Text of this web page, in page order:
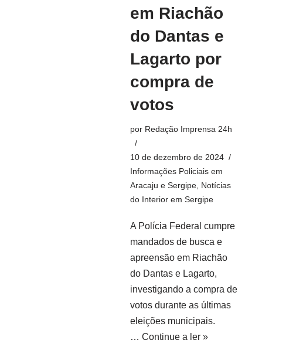
em Riachão
do Dantas e
Lagarto por
compra de
votos
por Redação Imprensa 24h
10 de dezembro de 2024
Informações Policiais em
Aracaju e Sergipe Notícias
do Interior em Sergipe
A Polícia Federal cumpre
mandados de busca e
apreensão em Riachão
do Dantas e Lagarto,
investigando a compra de
votos durante as últimas
eleições municipais.
… Continue a ler »